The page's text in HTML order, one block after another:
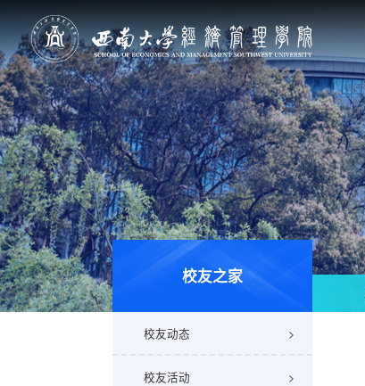
校友之家
校友动态
校友活动